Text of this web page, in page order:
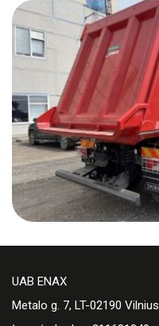
UAB ENAX
Metalo g. 7, LT-02190 Vilnius